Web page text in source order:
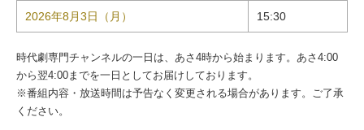
2026年8月3日（月） 15:30
時代劇専門チャンネルの一日は、あさ4時から始まります。あさ4:00
から翌4:00までを一日としてお届けしております。
※番組内容・放送時間は予告なく変更される場合があります。ご了承
ください。